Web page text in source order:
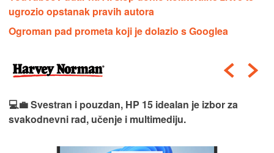
ugrozio opstanak pravih autora
Ogroman pad prometa koji je dolazio s Googlea
💻💼 Svestran i pouzdan, HP 15 idealan je izbor za
svakodnevni rad, učenje i multimediju.